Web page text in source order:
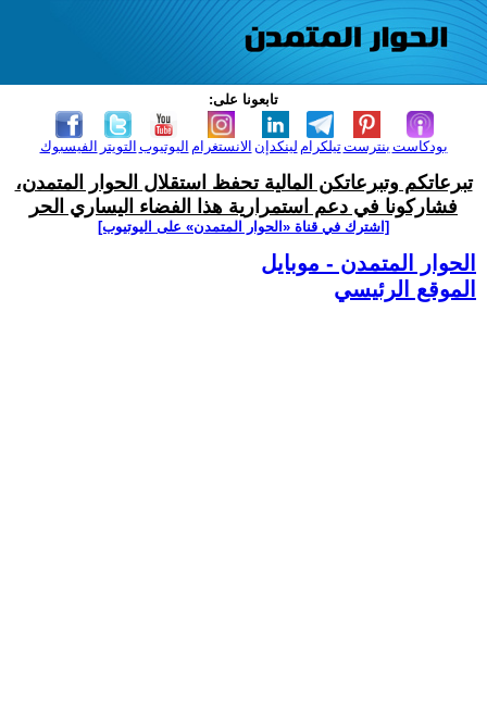
تابعونا على:
الفيسبوك التويتر اليوتيوب الانستغرام لينكدإن تيلكرامبنترست بودكاست
تبرعاتكم وتبرعاتكن المالية تحفظ استقلال الحوار المتمدن،
فشاركونا في دعم استمرارية هذا الفضاء اليساري الحر
[اشترك في قناة ‫«الحوار المتمدن» على اليوتيوب]
الحوار المتمدن - موبايل
الموقع الرئيسي